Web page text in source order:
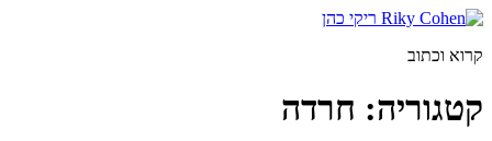
דלג
קרוא וכתוב
קטגוריה: חרדה